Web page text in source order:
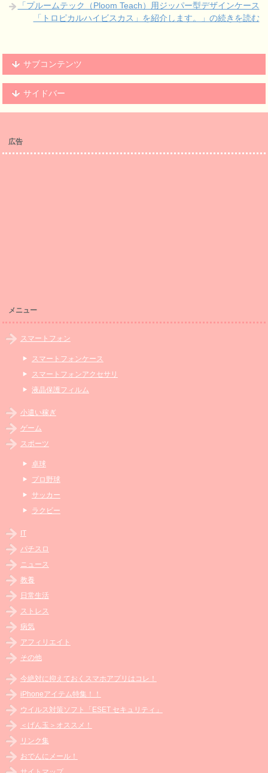
「プルームテック（Ploom Teach）用ジッパー型デザインケース
「トロピカルハイビスカス」を紹介します。」の続きを読む
サブコンテンツ
サイドバー
広告
メニュー
スマートフォン
スマートフォンケース
スマートフォンアクセサリ
液晶保護フィルム
小遣い稼ぎ
ゲーム
スポーツ
卓球
プロ野球
サッカー
ラクビー
IT
パチスロ
ニュース
教養
日常生活
ストレス
病気
アフィリエイト
その他
今絶対に抑えておくスマホアプリはコレ！
iPhoneアイテム特集！！
ウイルス対策ソフト「ESET セキュリティ」
＜げん玉＞オススメ！
リンク集
おでんにメール！